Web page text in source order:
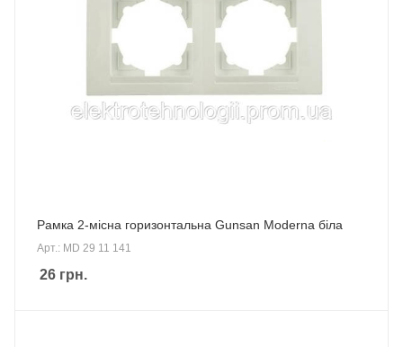
Рамка 2-місна горизонтальна Gunsan Moderna біла
Арт.: MD 29 11 141
26 грн.